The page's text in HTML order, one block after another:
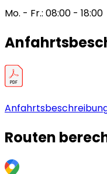
Mo. - Fr.: 08:00 - 18:00
Routen